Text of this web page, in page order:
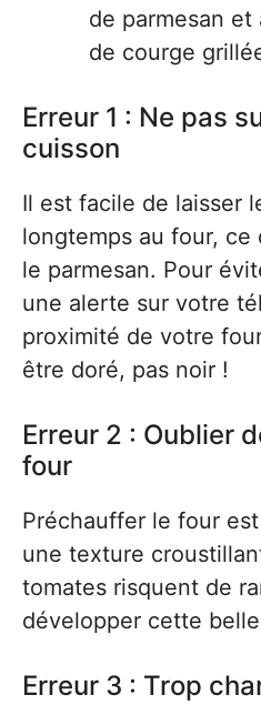
de parmesan
de courge
Erreur 1 : Ne pas
cuisson
Il est facile de laisser
longtemps au four,
le parmesan. Pour
une alerte sur votre
proximité de votre
être doré, pas noir !
Erreur 2 : Oublier
four
Préchauffer le four
une texture
tomates risquent de
développer cette
Erreur 3 : Trop